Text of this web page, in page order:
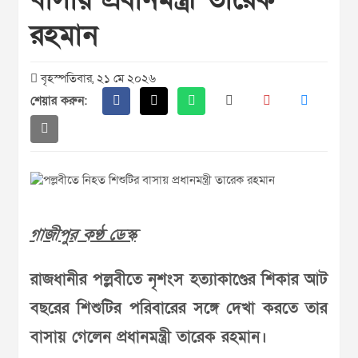
রহমান
বৃহস্পতিবার, ২১ মে ২০২৬
শেয়ার করুন:
গাজীপুর কণ্ঠ ডেস্ক
রাজধানীর পল্লবীতে নৃশংস হত্যাকাণ্ডের শিকার আট
বছরের শিশুটির পরিবারের সঙ্গে দেখা করতে তার
বাসায় গেলেন প্রধানমন্ত্রী তারেক রহমান।